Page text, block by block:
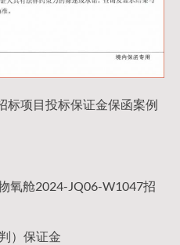
标项目投标保证金保函案例
氧舱2024-JQ06-W1047招
）保证金